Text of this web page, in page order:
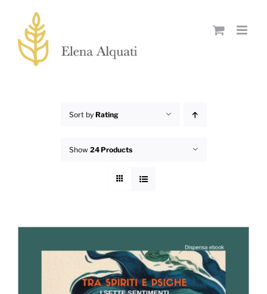
content
Sort by Rating
Show 24 Products